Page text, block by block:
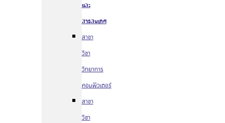
และ
สารสนเทศ
สาขา
วิชา
วิทยาการ
คอมพิวเตอร์
สาขา
วิชา